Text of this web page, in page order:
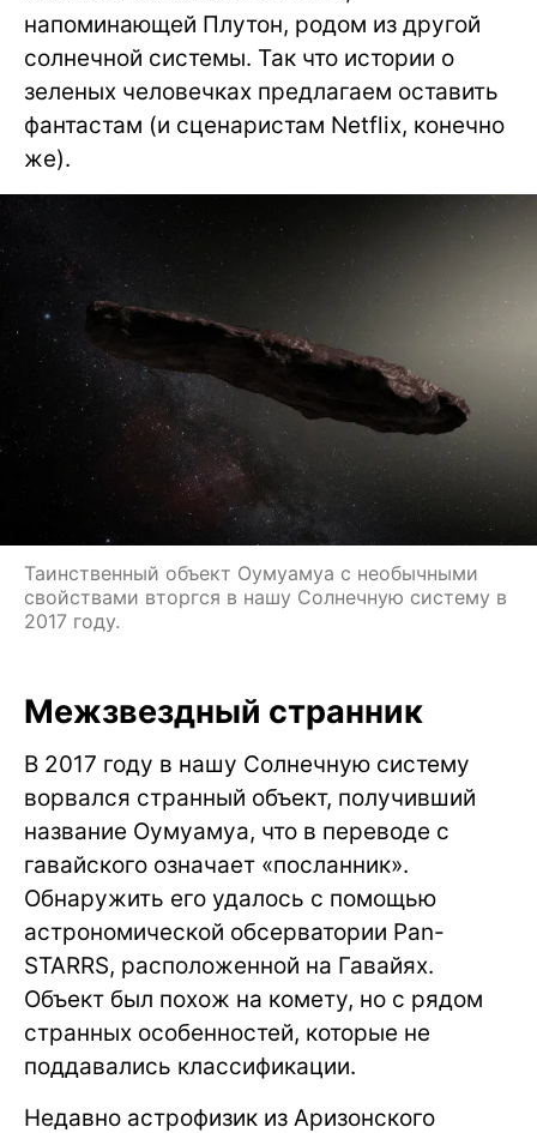
напоминающей Плутон, родом из другой
солнечной системы. Так что истории о
зеленых человечках предлагаем оставить
фантастам (и сценаристам Netflix, конечно
же).
Таинственный объект Оумуамуа с необычными
свойствами вторгся в нашу Солнечную систему в
2017 году.
Межзвездный странник
В 2017 году в нашу Солнечную систему
ворвался странный объект, получивший
название Оумуамуа, что в переводе с
гавайского означает «посланник».
Обнаружить его удалось с помощью
астрономической обсерватории Pan-
STARRS, расположенной на Гавайях.
Объект был похож на комету, но с рядом
странных особенностей, которые не
поддавались классификации.
Недавно астрофизик из Аризонского